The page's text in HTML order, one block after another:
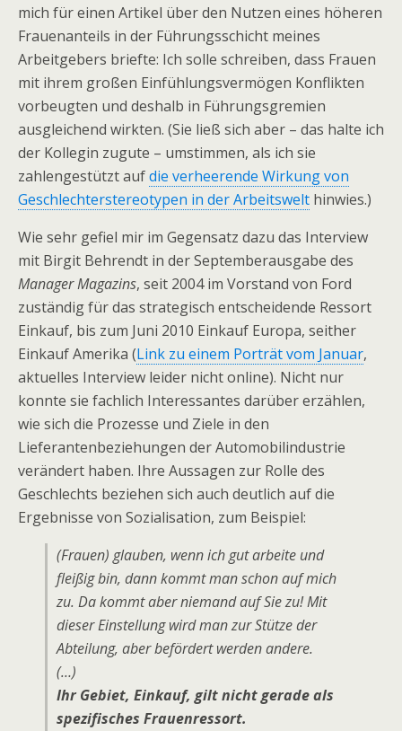
mich für einen Artikel über den Nutzen eines höheren
Frauenanteils in der Führungsschicht meines
Arbeitgebers briefte: Ich solle schreiben, dass Frauen
mit ihrem großen Einfühlungsvermögen Konflikten
vorbeugten und deshalb in Führungsgremien
ausgleichend wirkten. (Sie ließ sich aber – das halte ich
der Kollegin zugute – umstimmen, als ich sie
zahlengestützt aufdie verheerende Wirkung von
Geschlechterstereotypen in der Arbeitswelt hinwies.)
Wie sehr gefiel mir im Gegensatz dazu das Interview
mit Birgit Behrendt in der Septemberausgabe des
Manager Magazins, seit 2004 im Vorstand von Ford
zuständig für das strategisch entscheidende Ressort
Einkauf, bis zum Juni 2010 Einkauf Europa, seither
Einkauf Amerika (Link zu einem Porträt vom Januar,
aktuelles Interview leider nicht online). Nicht nur
konnte sie fachlich Interessantes darüber erzählen,
wie sich die Prozesse und Ziele in den
Lieferantenbeziehungen der Automobilindustrie
verändert haben. Ihre Aussagen zur Rolle des
Geschlechts beziehen sich auch deutlich auf die
Ergebnisse von Sozialisation, zum Beispiel:
(Frauen) glauben, wenn ich gut arbeite und
fleißig bin, dann kommt man schon auf mich
zu. Da kommt aber niemand auf Sie zu! Mit
dieser Einstellung wird man zur Stütze der
Abteilung, aber befördert werden andere.
(…)
Ihr Gebiet, Einkauf, gilt nicht gerade als
spezifisches Frauenressort.